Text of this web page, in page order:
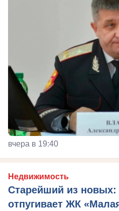
вчера в 19:40
Недвижимость
Старейший из новых:
отпугивает ЖК